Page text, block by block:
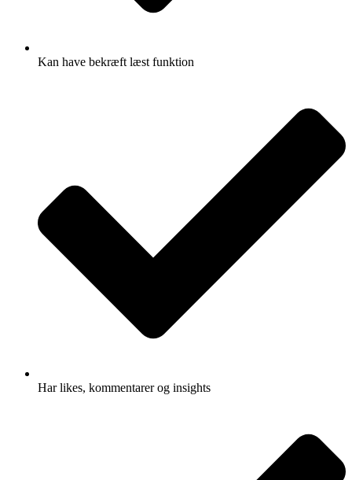
Kan have bekræft læst funktion
Har likes, kommentarer og insights